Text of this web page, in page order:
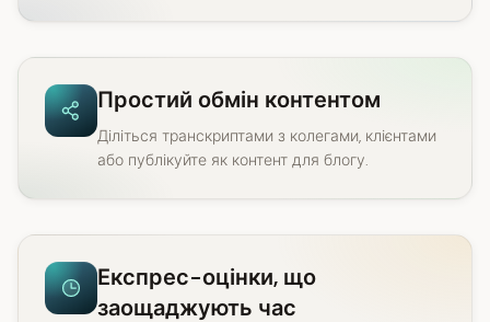
Простий обмін контентом
Діліться транскриптами з колегами, клієнтами
або публікуйте як контент для блогу.
Експрес-оцінки, що
заощаджують час